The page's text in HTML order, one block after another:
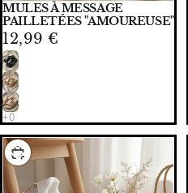
MULES À MESSAGE
PAILLETÉES "AMOUREUSE"
12,99 €
CHOISIR